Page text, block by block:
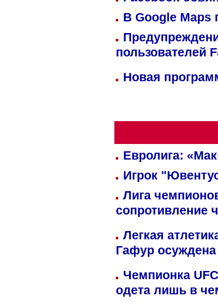
В Google Maps
пользователей
Новая
Евролига:
Игрок
Лига
сопротивление
Легкая
Гафур осуждена
Чемпионка
одета лишь в